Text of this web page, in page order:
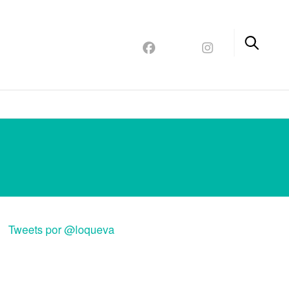
Tweets por @loqueva